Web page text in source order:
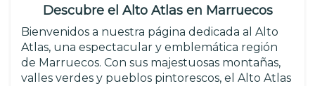
Descubre el Alto Atlas en Marruecos
Bienvenidos a nuestra página dedicada al Alto
Atlas, una espectacular y emblemática región
de Marruecos. Con sus majestuosas montañas,
valles verdes y pueblos pintorescos, el Alto Atlas